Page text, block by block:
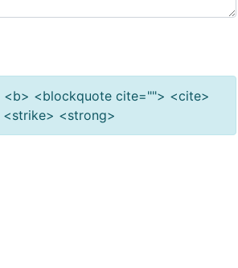
<blockquote cite=""> <cite>
<strong>